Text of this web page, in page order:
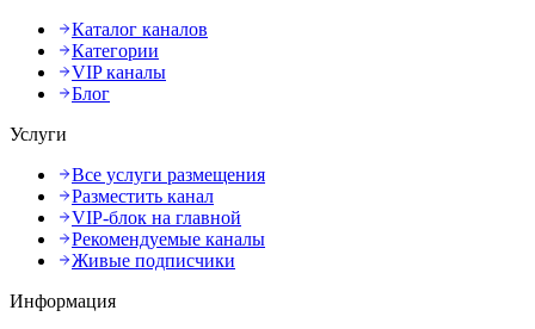
Каталог каналов
Категории
VIP каналы
Блог
Услуги
Все услуги размещения
Разместить канал
VIP-блок на главной
Рекомендуемые каналы
Живые подписчики
Информация